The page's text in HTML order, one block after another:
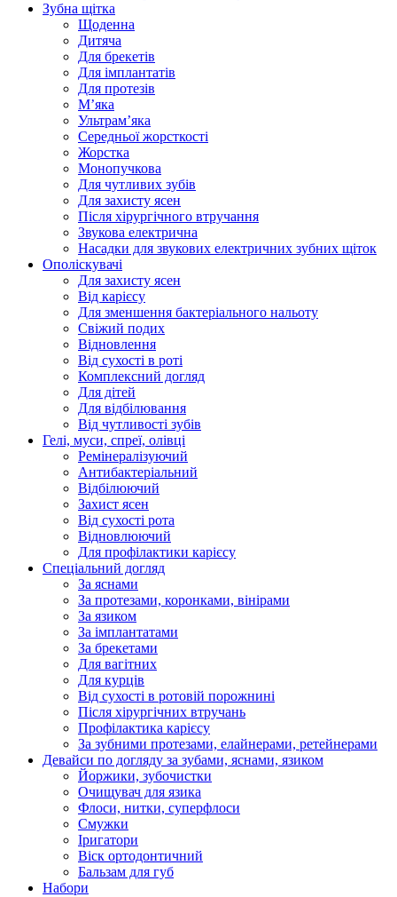
Зубна щітка
Щоденна
Дитяча
Для брекетів
Для імплантатів
Для протезів
Мʼяка
Ультрамʼяка
Середньої жорсткості
Жорстка
Монопучкова
Для чутливих зубів
Для захисту ясен
Після хірургічного втручання
Звукова електрична
Насадки для звукових електричних зубних щіток
Ополіскувачі
Для захисту ясен
Від карієсу
Для зменшення бактеріального нальоту
Свіжий подих
Відновлення
Від сухості в роті
Комплексний догляд
Для дітей
Для відбілювання
Від чутливості зубів
Гелі, муси, спреї, олівці
Ремінералізуючий
Антибактеріальний
Відбілюючий
Захист ясен
Від сухості рота
Відновлюючий
Для профілактики карієсу
Спеціальний догляд
За яснами
За протезами, коронками, вінірами
За язиком
За імплантатами
За брекетами
Для вагітних
Для курців
Від сухості в ротовій порожнині
Після хірургічних втручань
Профілактика карієсу
За зубними протезами, елайнерами, ретейнерами
Девайси по догляду за зубами, яснами, язиком
Йоржики, зубочистки
Очищувач для язика
Флоси, нитки, суперфлоси
Смужки
Іригатори
Віск ортодонтичний
Бальзам для губ
Набори